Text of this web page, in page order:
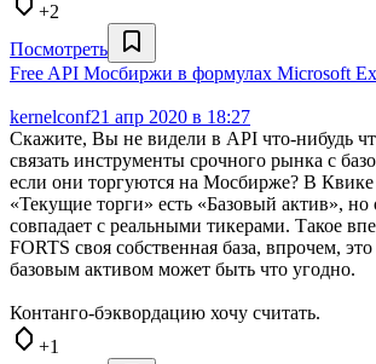
+2
Посмотреть
Free API Мосбиржи в формулах Microsoft
kernelconf21 апр 2020 в 18:27
Скажите, Вы не видели в API что-нибудь
связать инструменты срочного рынка с
если они торгуются на Мосбирже? В Квике
«Текущие торги» есть «Базовый актив», но
совпадает с реальными тикерами. Такое
FORTS своя собственная база, впрочем,
базовым активом может быть что угодно.
Контанго-бэквордацию хочу считать.
+1